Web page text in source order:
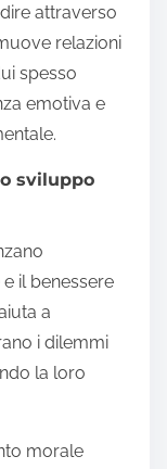
attraverso
relazioni
spesso
emotiva e
sviluppo
il benessere
a
i dilemmi
la loro
morale